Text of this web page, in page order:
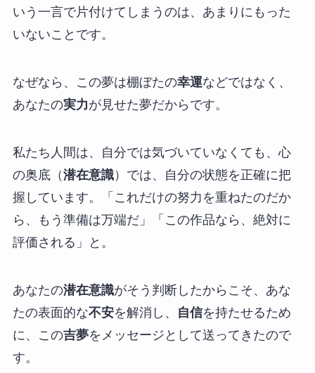
いう一言で片付けてしまうのは、あまりにもった
いないことです。
なぜなら、この夢は棚ぼたの幸運などではなく、
あなたの実力が見せた夢だからです。
私たち人間は、自分では気づいていなくても、心
の奥底（潜在意識）では、自分の状態を正確に把
握しています。「これだけの努力を重ねたのだか
ら、もう準備は万端だ」「この作品なら、絶対に
評価される」と。
あなたの潜在意識がそう判断したからこそ、あな
たの表面的な不安を解消し、 自信を持たせるため
に、この吉夢をメッセージとして送ってきたので
す。